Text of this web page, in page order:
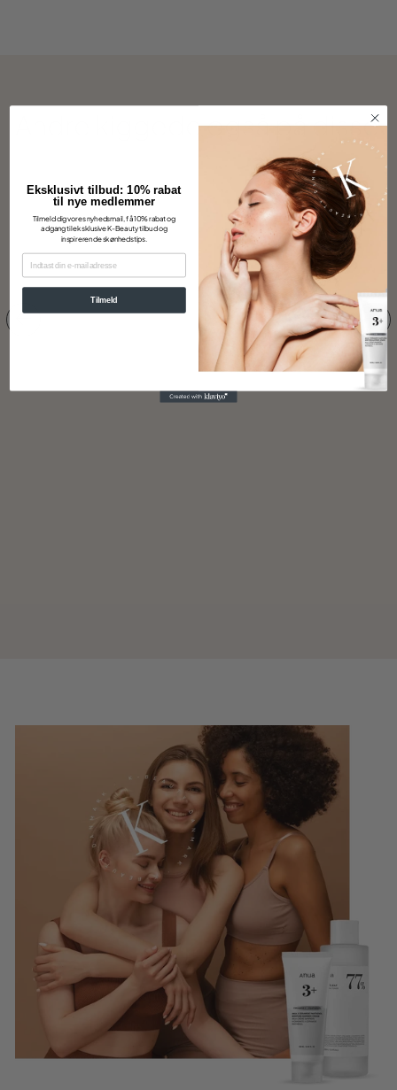
Andre kiggede også på disse
Eksklusivt tilbud: 10% rabat
til nye medlemmer
Tilmeld dig vores nyhedsmail, få 10% rabat og
adgang til eksklusive K-Beauty tilbud og
inspirerende skønhedstips.
EMAIL
Tilmeld